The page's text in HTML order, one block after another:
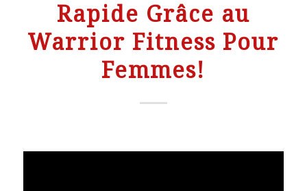
Rapide Grâce au
Warrior Fitness Pour
Femmes!